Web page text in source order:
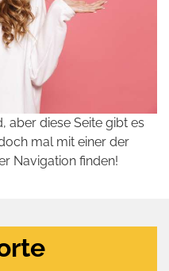
aber diese Seite gibt es
mal mit einer der
Navigation finden!